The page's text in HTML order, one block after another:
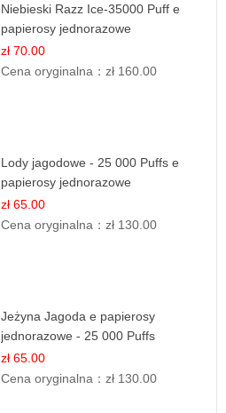
Niebieski Razz Ice-35000 Puff e
papierosy jednorazowe
zł 70.00
Cena oryginalna：zł 160.00
Lody jagodowe - 25 000 Puffs e
papierosy jednorazowe
zł 65.00
Cena oryginalna：zł 130.00
Jeżyna Jagoda e papierosy
jednorazowe - 25 000 Puffs
zł 65.00
Cena oryginalna：zł 130.00